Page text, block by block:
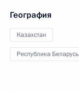
География
Казахстан
Республика Беларусь